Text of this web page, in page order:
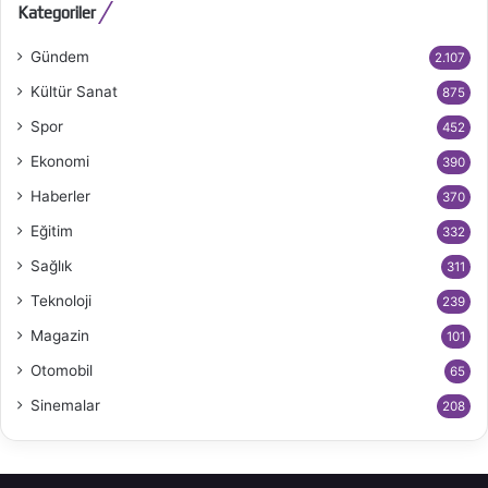
Kategoriler
Gündem 2.107
Kültür Sanat 875
Spor 452
Ekonomi 390
Haberler 370
Eğitim 332
Sağlık 311
Teknoloji 239
Magazin 101
Otomobil 65
Sinemalar 208